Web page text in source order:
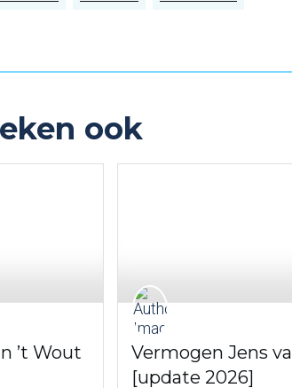
ook
’t Wout
Vermogen Jens
[update 2026]